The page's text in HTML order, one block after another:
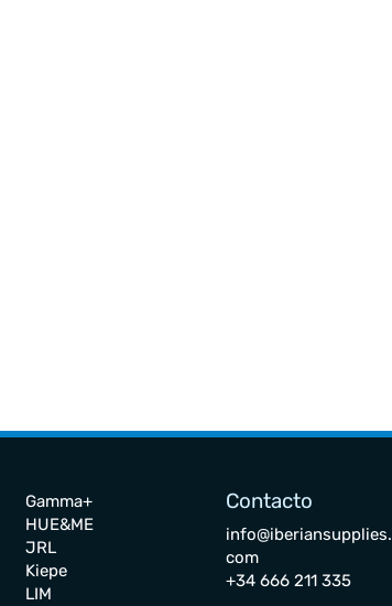
Gamma+
HUE&ME
JRL
Kiepe
LIM
Contacto
info@iberiansupplies.
com
+34 666 211 335